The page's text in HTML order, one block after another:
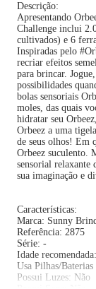
Descrição:
Apresentando
Challenge inclui
cultivados) e 6
Inspiradas pelo
recriar efeitos
para brincar.
possibilidades
bolas sensoriais
moles, das quais
hidratar seu
Orbeez a uma
de seus olhos! Em
Orbeez suculento.
sensorial relaxante
sua imaginação e
Características:
Marca: Sunny
Referência: 2875
Série: -
Idade
Usa Pilhas/Baterias
Possui Luzes: Não